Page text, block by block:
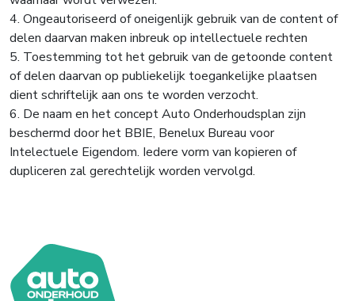
4. Ongeautoriseerd of oneigenlijk gebruik van de content of
delen daarvan maken inbreuk op intellectuele rechten
5. Toestemming tot het gebruik van de getoonde content
of delen daarvan op publiekelijk toegankelijke plaatsen
dient schriftelijk aan ons te worden verzocht.
6. De naam en het concept Auto Onderhoudsplan zijn
beschermd door het BBIE, Benelux Bureau voor
Intelectuele Eigendom. Iedere vorm van kopieren of
dupliceren zal gerechtelijk worden vervolgd.